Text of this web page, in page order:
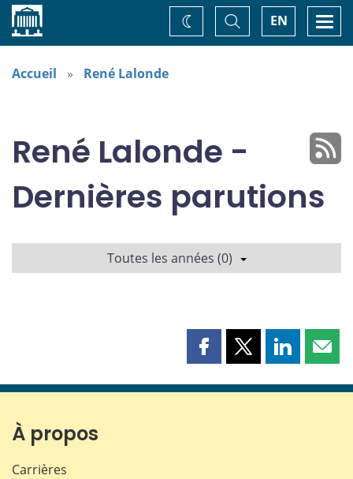
Accueil EN
Basculer
la
recherche
Changez
de
Accueil René Lalonde
René Lalonde -
Dernières parutions
Toutes les années (0)
Partager
page
Partager
page
Partager
page page
À propos
Carrières